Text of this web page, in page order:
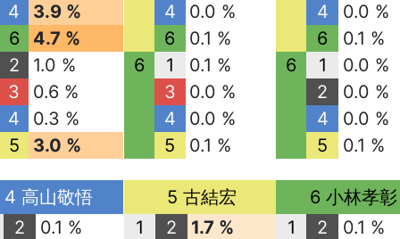
4
3.9 %
6
4.7 %
2
1.0 %
3
0.6 %
4
0.3 %
5
3.0 %
4
0.0 %
6
0.1 %
6
1
0.1 %
3
0.0 %
4
0.0 %
5
0.1 %
4
0.0 %
6
0.1 %
6
1
0.0 %
2
0.0 %
4
0.0 %
5
0.1 %
4 高山敬悟
2
0.1 %
5 古結宏
1
2
1.7 %
6 小林孝彰
1
2
0.1 %